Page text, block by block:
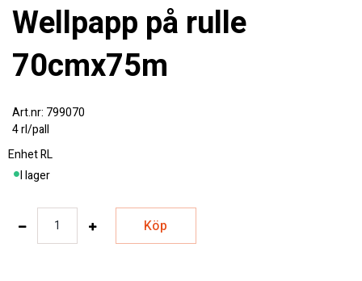
Wellpapp på rulle
70cmx75m
799070
4 rl/pall
EnhetRL
I lager
Köp